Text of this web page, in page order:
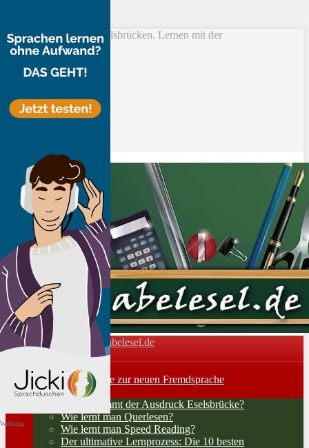
Vokabel Lernen mit Eselsbrücken. Lernen mit der
Schlüsselwortmethode
Bestseller
T-Shirts
Blog
Toggle navigation Vokabelesel.de
Home
Lernerfolge: Wege zur neuen Fremdsprache
Lernstrategien
Woher kommt der Ausdruck Eselsbrücke?
Wie lernt man Querlesen?
Wie lernt man Speed Reading?
Der ultimative Lernprozess: Die 10 besten
Werbung